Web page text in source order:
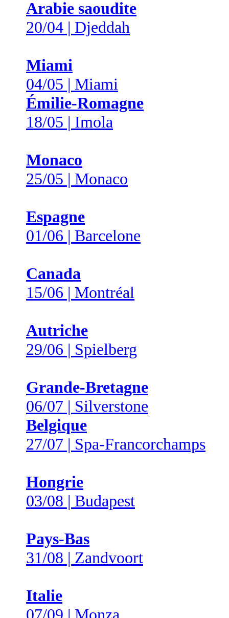
Arabie saoudite
20/04 | Djeddah
Miami
04/05 | Miami
Émilie-Romagne
18/05 | Imola
Monaco
25/05 | Monaco
Espagne
01/06 | Barcelone
Canada
15/06 | Montréal
Autriche
29/06 | Spielberg
Grande-Bretagne
06/07 | Silverstone
Belgique
27/07 | Spa-Francorchamps
Hongrie
03/08 | Budapest
Pays-Bas
31/08 | Zandvoort
Italie